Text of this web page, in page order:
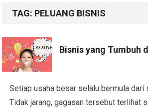
TAG: PELUANG BISNIS
Bisnis yang Tumbuh
Setiap usaha besar selalu bermula dari
Tidak jarang, gagasan tersebut terlihat